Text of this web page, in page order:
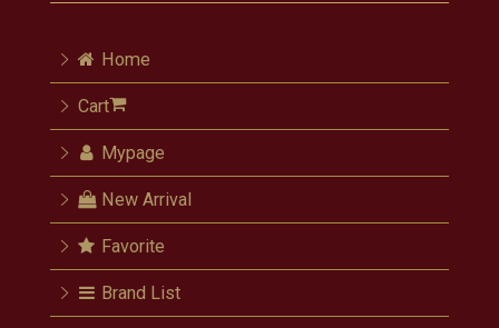
Home
Cart
Mypage
New Arrival
Favorite
Brand List